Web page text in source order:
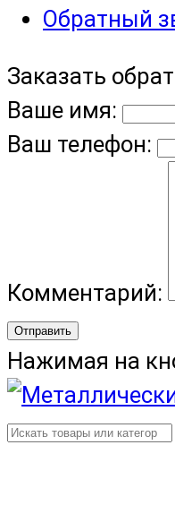
Обратный
Заказать
Ваше имя:
Ваш телефон:
Комментарий:
Отправить
Нажимая на